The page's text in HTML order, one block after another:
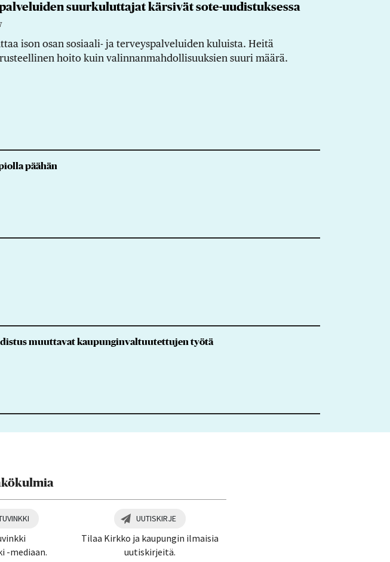
suurkuluttajat kärsivät sote-uudistuksessa
ison osan sosiaali- ja terveyspalveluiden kuluista. Heitä
hoito kuin valinnanmahdollisuuksien suuri määrä.
päähän
muuttavat kaupunginvaltuutettujen työtä
-mediaan.
UUTISKIRJE
Tilaa Kirkko ja kaupungin ilmaisia
uutiskirjeitä.